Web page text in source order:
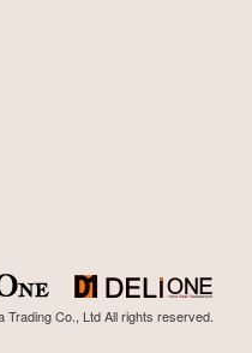
Co., Ltd All rights reserved.